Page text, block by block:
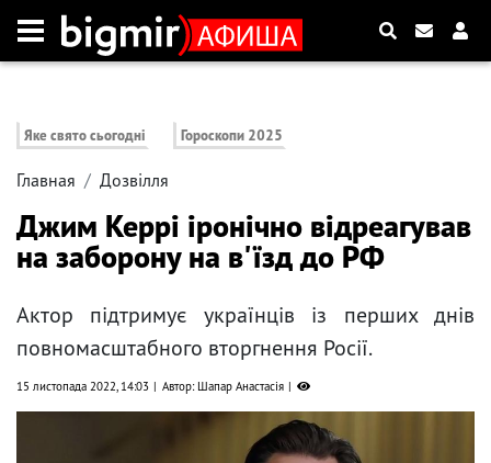
Яке свято сьогодні Гороскопи 2025
Главная Дозвілля
Джим Керрі іронічно відреагував
на заборону на в'їзд до РФ
Актор підтримує українців із перших днів
повномасштабного вторгнення Росії.
15 листопада 2022, 14:03 Автор: Шапар Анастасія